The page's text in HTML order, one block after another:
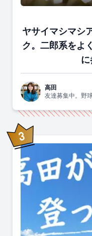
ヤサイマシマシア
ヤサイマシマシ
ク。二郎系をよ
に
高田
友達募集中。野
3位